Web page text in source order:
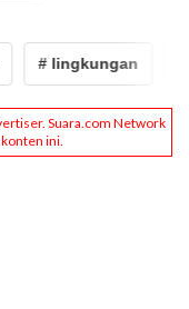
# lingkungan